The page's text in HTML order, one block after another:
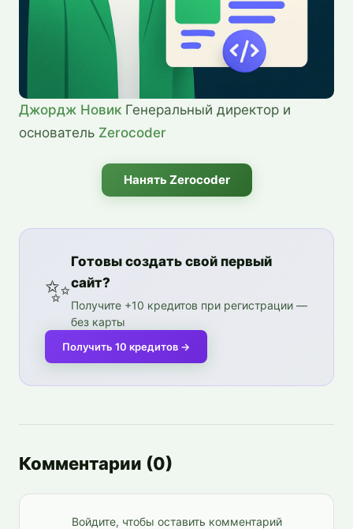
Джордж Новик Генеральный директор и
основатель Zerocoder
Нанять Zerocoder
✨
Готовы создать свой первый
сайт?
Получите +10 кредитов при регистрации —
без карты
Получить 10 кредитов →
Комментарии (0)
Войдите, чтобы оставить комментарий